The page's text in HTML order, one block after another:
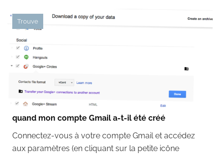
Trouve
quand mon compte Gmail a-t-il été créé
Connectez-vous à votre compte Gmail et accédez
aux paramètres (en cliquant sur la petite icône